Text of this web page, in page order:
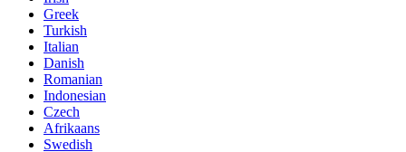
Greek
Turkish
Italian
Danish
Romanian
Indonesian
Czech
Afrikaans
Swedish